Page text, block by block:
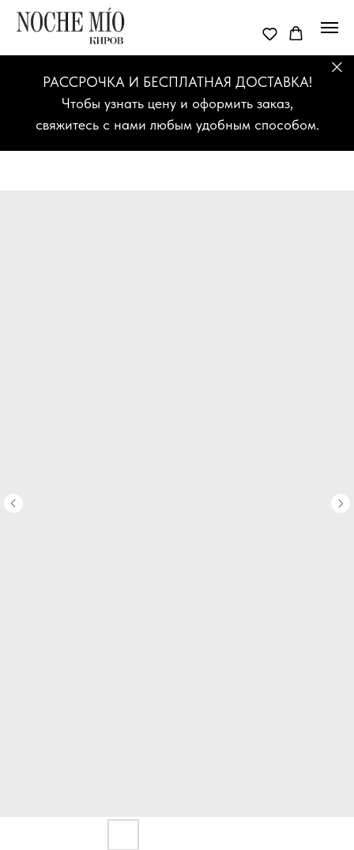
РАССРОЧКА И БЕСПЛАТНАЯ ДОСТАВКА!
Чтобы узнать цену и оформить заказ,
свяжитесь с нами любым удобным способом.